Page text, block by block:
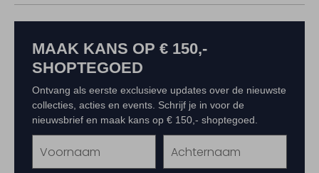
MAAK KANS OP € 150,-
SHOPTEGOED
Ontvang als eerste exclusieve updates over de nieuwste
collecties, acties en events. Schrijf je in voor de
nieuwsbrief en maak kans op € 150,- shoptegoed.